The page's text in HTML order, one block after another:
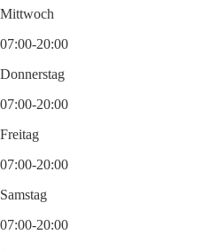
Mittwoch
07:00-20:00
Donnerstag
07:00-20:00
Freitag
07:00-20:00
Samstag
07:00-20:00